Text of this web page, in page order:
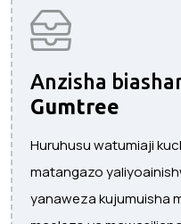
Anzisha
Gumtree
Huruhusu watumiaji
matangazo
yanaweza kujumuisha